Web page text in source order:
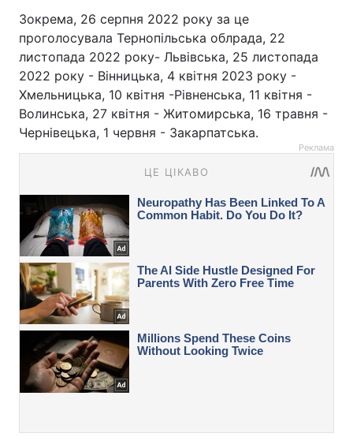
Зокрема, 26 серпня 2022 року за це
проголосувала Тернопільська облрада, 22
листопада 2022 року- Львівська, 25 листопада
2022 року - Вінницька, 4 квітня 2023 року -
Хмельницька, 10 квітня -Рівненська, 11 квітня -
Волинська, 27 квітня - Житомирська, 16 травня -
Чернівецька, 1 червня - Закарпатська.
Реклама